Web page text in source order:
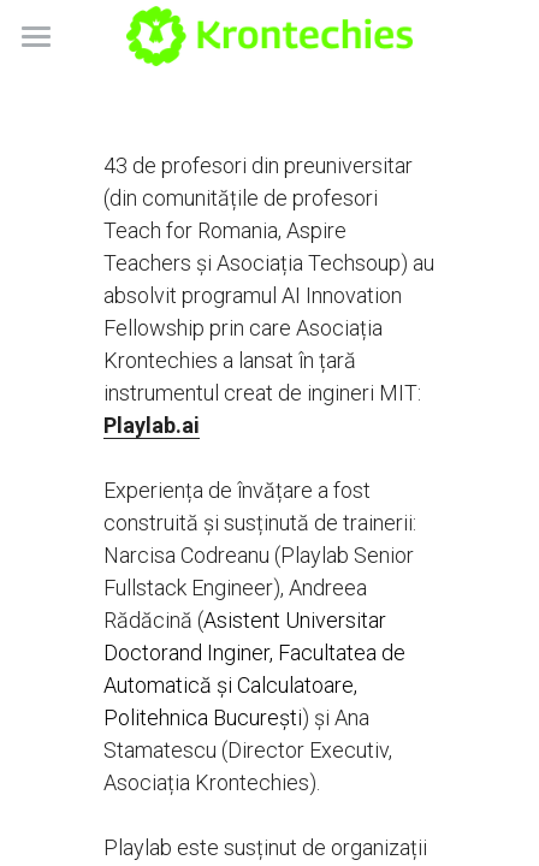
Playlab Romania
Scratch Tactile
Contact
POWERED BY
43 de profesori din preuniversitar
(din comunitățile de profesori
Teach for Romania, Aspire
Teachers și Asociația Techsoup) au
absolvit programul AI Innovation
Fellowship prin care Asociația
Krontechies a lansat în țară
Playlab.ai
Experiența de învățare a fost
construită și susținută de trainerii:
Narcisa Codreanu (Playlab Senior
Fullstack Engineer), Andreea
Rădăcină (Asistent Universitar
Doctorand Inginer, Facultatea de
Automatică și Calculatoare,
Politehnica București) și Ana
Stamatescu (Director Executiv,
Asociația Krontechies).
Playlab este susținut de organizații
BLOG CATEGORIES
interviu playlab